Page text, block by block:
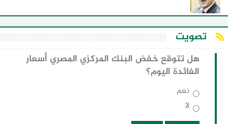
تصويت
هل تتوقع خفض البنك المركزي المصري أسعار
الفائدة اليوم؟
نعم
لا